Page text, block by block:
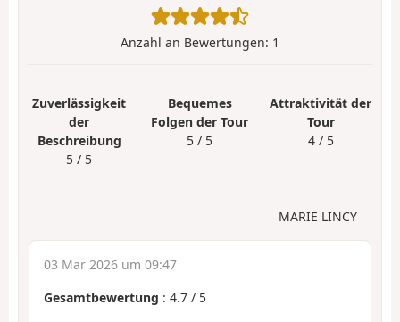
Anzahl an Bewertungen: 1
Zuverlässigkeit
der
Beschreibung
5 / 5
Bequemes
Folgen der Tour
5 / 5
Attraktivität der
Tour
4 / 5
MARIE LINCY
03 Mär 2026 um 09:47
Gesamtbewertung : 4.7 / 5